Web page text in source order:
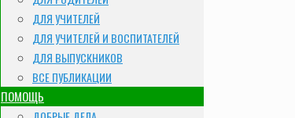
ДЛЯ УЧИТЕЛЕЙ
ДЛЯ УЧИТЕЛЕЙ И ВОСПИТАТЕЛЕЙ
ДЛЯ ВЫПУСКНИКОВ
ВСЕ ПУБЛИКАЦИИ
ПОМОЩЬ